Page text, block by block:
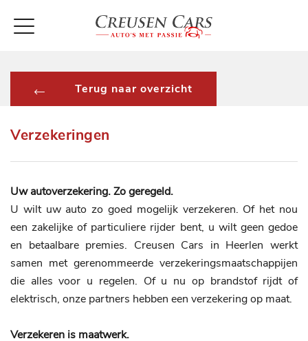
Terug naar overzicht
Verzekeringen
Uw autoverzekering. Zo geregeld.
U wilt uw auto zo goed mogelijk verzekeren. Of het nou
een zakelijke of particuliere rijder bent, u wilt geen gedoe
en betaalbare premies. Creusen Cars in Heerlen werkt
samen met gerenommeerde verzekeringsmaatschappijen
die alles voor u regelen. Of u nu op brandstof rijdt of
elektrisch, onze partners hebben een verzekering op maat.
Verzekeren is maatwerk.